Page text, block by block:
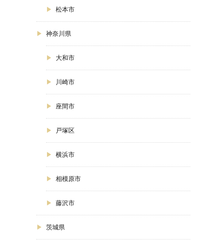
松本市
神奈川県
大和市
川崎市
座間市
戸塚区
横浜市
相模原市
藤沢市
茨城県